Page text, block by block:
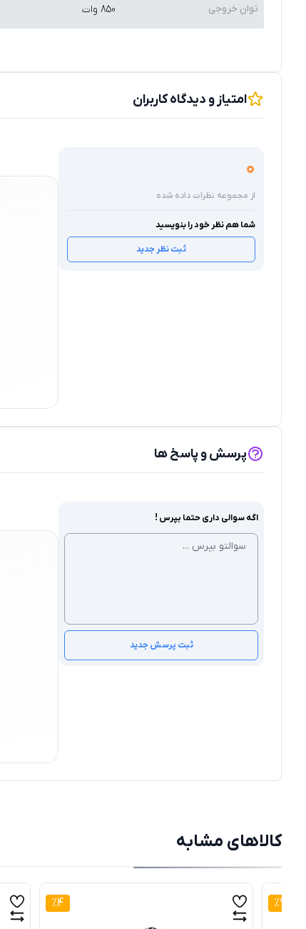
توان خروجی 850 وات
امتیاز و دیدگاه کاربران
0
از مجموعه نظرات داده شده
شما هم نظر خود را بنویسید
ثبت نظر جدید
پرسش و پاسخ ها
اگه سوالی داری حتما بپرس !
ثبت پرسش جدید
کالاهای مشابه
4
% 7
%